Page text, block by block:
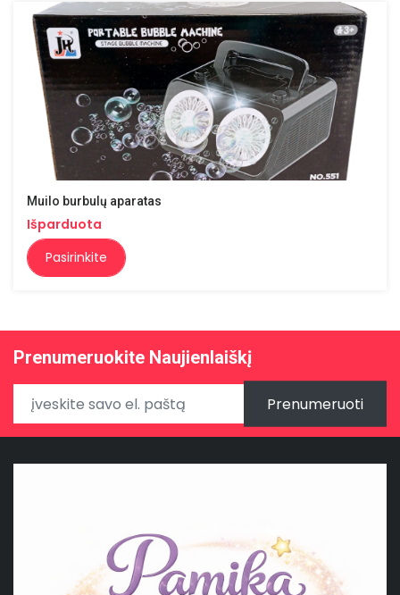
Muilo burbulų aparatas
Išparduota
Pasirinkite
Prenumeruokite Naujienlaiškį
Prenumeruoti